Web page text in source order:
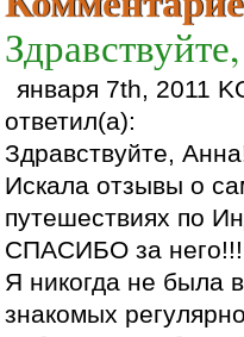
Здравствуйте,
января 7th, 2011
ответил(а):
Здравствуйте,
Искала отзывы о
путешествиях по
СПАСИБО за него!!!
Я никогда не была
знакомых